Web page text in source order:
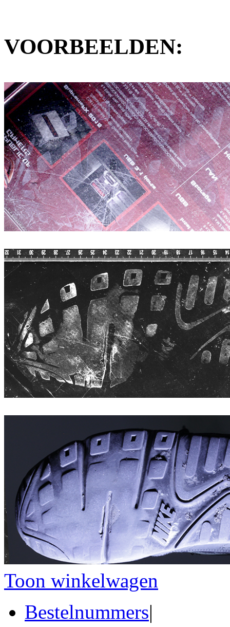
VOORBEELDEN:
Toon winkelwagen
Bestelnummers|